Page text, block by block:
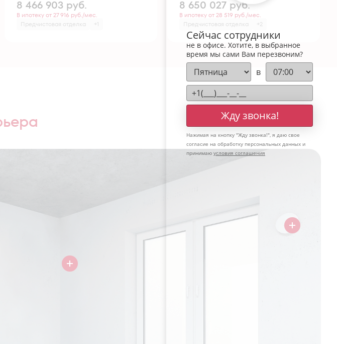
8 466 903 руб.
В ипотеку от 27 916 руб./мес.
Предчистовая отделка
+1
8 650 027 руб.
В ипотеку от 28 519 руб./мес.
Предчистовая отделка
+2
Сейчас сотрудники
не в офисе. Хотите, в выбранное
время мы сами Вам перезвоним?
в
Жду звонка!
Нажимая на кнопку "Жду звонка!", я даю свое
согласие на обработку персональных данных и
принимаю условия соглашения